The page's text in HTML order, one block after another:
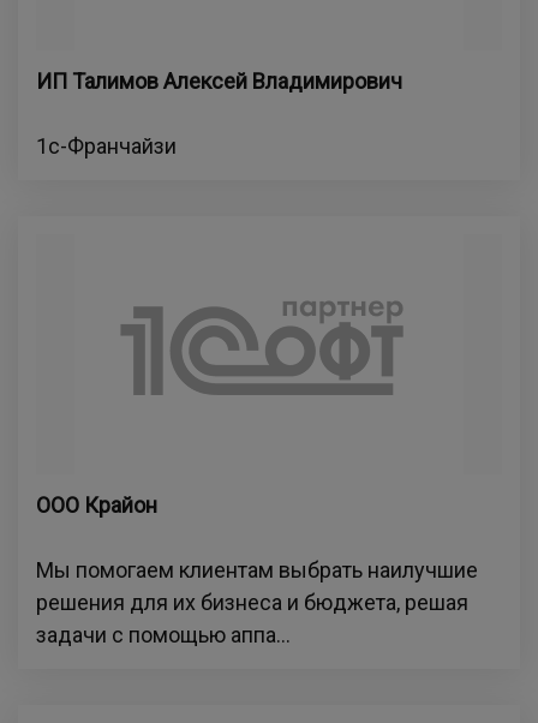
ИП Талимов Алексей Владимирович
1с-Франчайзи
ООО Крайон
Мы помогаем клиентам выбрать наилучшие
решения для их бизнеса и бюджета, решая
задачи с помощью аппа...